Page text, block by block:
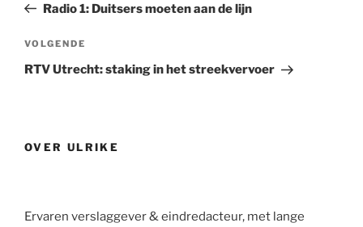
bericht
Radio 1: Duitsers moeten aan de lijn
Volgend
bericht
VOLGENDE
RTV Utrecht: staking in het streekvervoer
OVER ULRIKE
Ervaren verslaggever & eindredacteur, met lange